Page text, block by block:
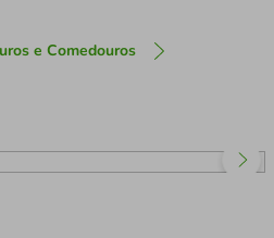
e Comedouros